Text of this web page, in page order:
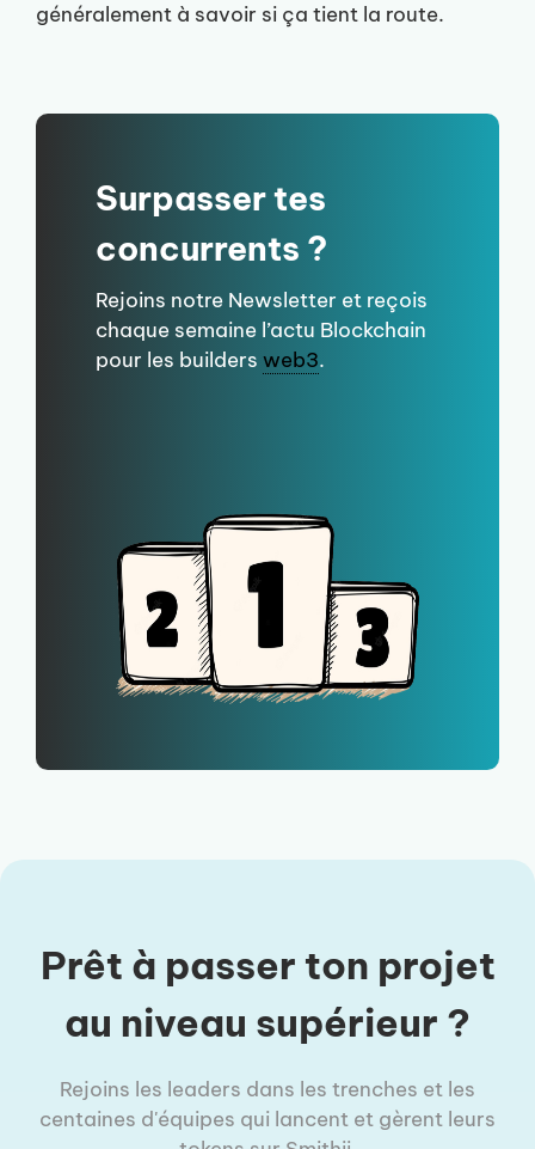
généralement à savoir si ça tient la route.
Surpasser tes
concurrents ?
Rejoins notre Newsletter et reçois
chaque semaine l’actu Blockchain
pour les builders web3.
Prêt à passer ton projet
au niveau supérieur ?
Rejoins les leaders dans les trenches et les
centaines d'équipes qui lancent et gèrent leurs